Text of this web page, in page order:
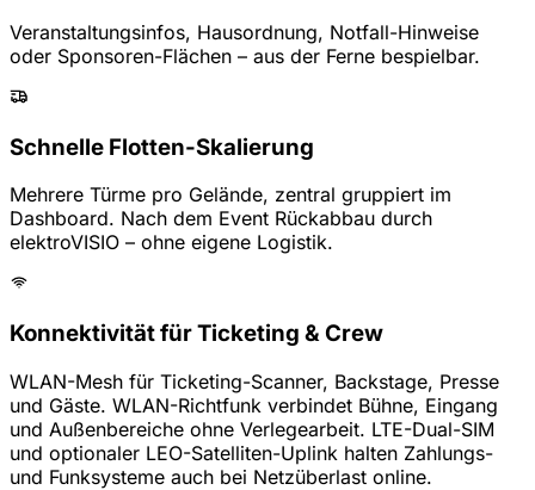
Veranstaltungsinfos, Hausordnung, Notfall-Hinweise
oder Sponsoren-Flächen – aus der Ferne bespielbar.
Schnelle Flotten-Skalierung
Mehrere Türme pro Gelände, zentral gruppiert im
Dashboard. Nach dem Event Rückabbau durch
elektroVISIO – ohne eigene Logistik.
Konnektivität für Ticketing & Crew
WLAN-Mesh für Ticketing-Scanner, Backstage, Presse
und Gäste. WLAN-Richtfunk verbindet Bühne, Eingang
und Außenbereiche ohne Verlegearbeit. LTE-Dual-SIM
und optionaler LEO-Satelliten-Uplink halten Zahlungs-
und Funksysteme auch bei Netzüberlast online.